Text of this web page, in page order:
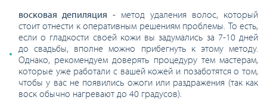
восковая депиляция - метод удаления волос, который
стоит отнести к оперативным решениям проблемы. То есть,
если о гладкости своей кожи вы задумались за 7-10 дней
до свадьбы, вполне можно прибегнуть к этому методу.
Однако, рекомендуем доверять процедуру тем мастерам,
которые уже работали с вашей кожей и позаботятся о том,
чтобы у вас не появились ожоги или раздражения (так как
воск обычно нагревают до 40 градусов).